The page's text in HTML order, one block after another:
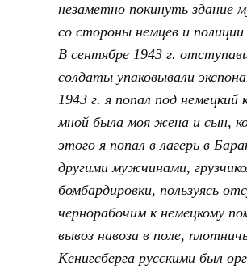
незаметно покинуть здание
со стороны немцев и
В сентябре 1943 г.
солдаты упаковывали
1943 г. я попал под немецкий
мной была моя жена и сын,
этого я попал в лагерь в
другими мужчинами,
бомбардировки, пользуясь
чернорабочим к немецкому
вывоз навоза в поле,
Кенигсберга русскими был